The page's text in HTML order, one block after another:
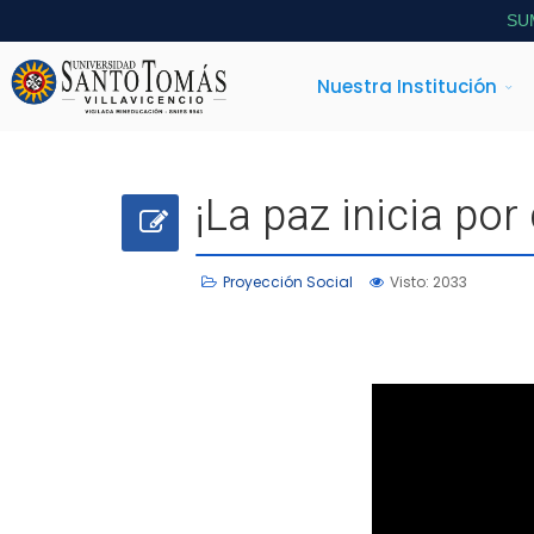
Nuestra Institución
¡La paz inicia
Proyección Social Visto: 2033